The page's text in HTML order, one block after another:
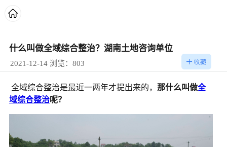
什么叫做全域综合整治？湖南土地咨询单位
2021-12-14 浏览：803
全域综合整治是最近一两年才提出来的， 那什么叫做全
域综合整治呢？